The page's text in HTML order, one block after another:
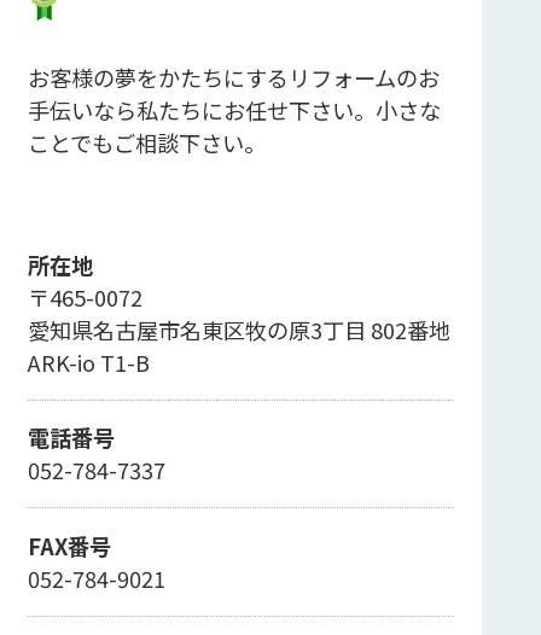
お客様の夢をかたちにするリフォームのお
手伝いなら私たちにお任せ下さい。小さな
ことでもご相談下さい。
所在地
〒465-0072
愛知県名古屋市名東区牧の原3丁目 802番地
ARK-io T1-B
電話番号
052-784-7337
FAX番号
052-784-9021